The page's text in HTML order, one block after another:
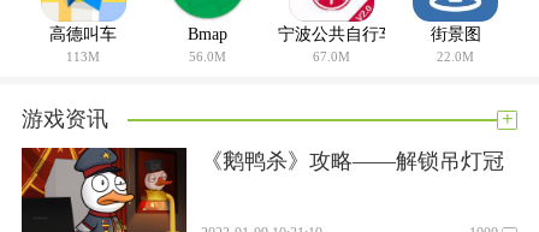
高德叫车
113M
Bmap
56.0M
宁波公共自行车
67.0M
街景图
22.0M
游戏资讯 +
《鹅鸭杀》攻略——解锁吊灯冠